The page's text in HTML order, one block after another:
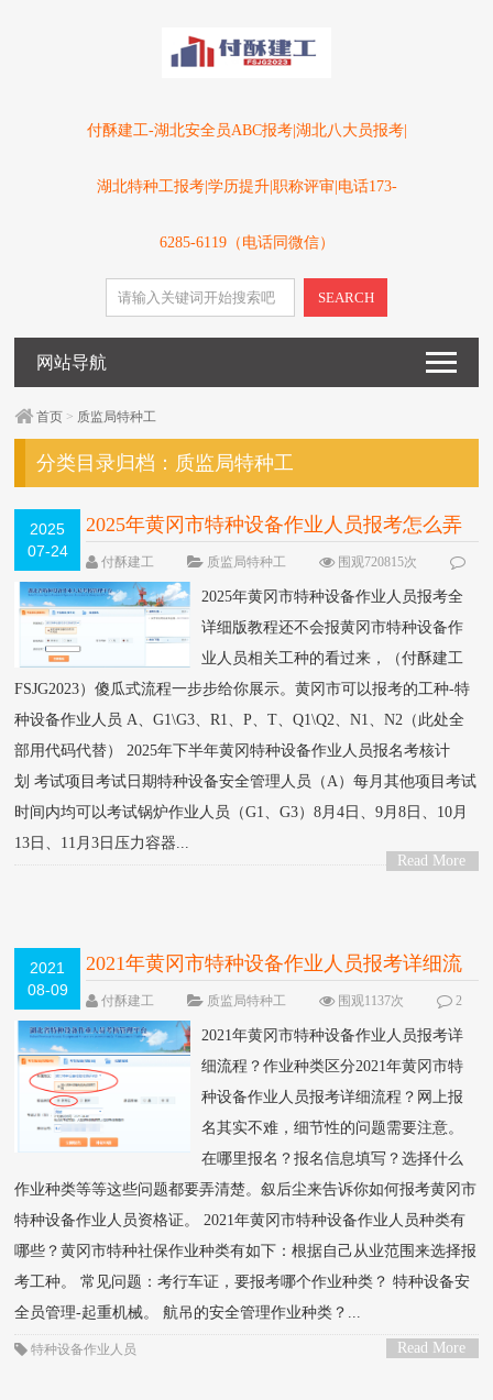
付酥建工-湖北安全员ABC报考|湖北八大员报考|
湖北特种工报考|学历提升|职称评审|电话173-
6285-6119（电话同微信）
SEARCH
网站导航
首页 > 质监局特种工
分类目录归档： 质监局特种工
2025
07-24
2025年黄冈市特种设备作业人员报考怎么弄
NEW
付酥建工 质监局特种工
围观720815次
182 条评论
2025年黄冈市特种设备作业人员报考全
详细版教程还不会报黄冈市特种设备作
业人员相关工种的看过来，（付酥建工
FSJG2023）傻瓜式流程一步步给你展示。黄冈市可以报考的工种-特
种设备作业人员 A、G1\G3、R1、P、T、Q1\Q2、N1、N2（此处全
部用代码代替） 2025年下半年黄冈特种设备作业人员报名考核计
划 考试项目考试日期特种设备安全管理人员（A）每月其他项目考试
时间内均可以考试锅炉作业人员（G1、G3）8月4日、9月8日、10月
13日、11月3日压力容器...
Read More
2021
08-09
2021年黄冈市特种设备作业人员报考详细流
程？作业种类区分 NEW
付酥建工 质监局特种工 围观1137次
2
条评论
2021年黄冈市特种设备作业人员报考详
细流程？作业种类区分2021年黄冈市特
种设备作业人员报考详细流程？网上报
名其实不难，细节性的问题需要注意。
在哪里报名？报名信息填写？选择什么
作业种类等等这些问题都要弄清楚。叙后尘来告诉你如何报考黄冈市
特种设备作业人员资格证。 2021年黄冈市特种设备作业人员种类有
哪些？黄冈市特种社保作业种类有如下：根据自己从业范围来选择报
考工种。 常见问题：考行车证，要报考哪个作业种类？ 特种设备安
全员管理-起重机械。 航吊的安全管理作业种类？...
Read More
特种设备作业人员